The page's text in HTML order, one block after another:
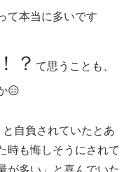
て本当に多いです
？ て思うことも、
😑
と自負されていたとあ
時も悔しそうにされて